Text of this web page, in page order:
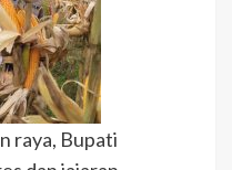
raya, Bupati